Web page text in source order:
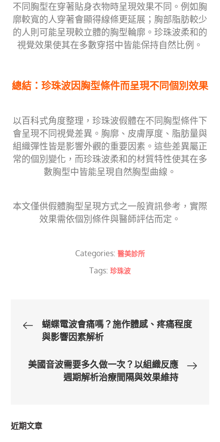
不同胸型在穿著貼身衣物時呈現效果不同。例如胸
廓較寬的人穿著會顯得線條更延展；胸部脂肪較少
的人則可能呈現較立體的胸型輪廓。珍珠波柔和的
視覺效果使其在多數穿搭中皆能保持自然比例。
總結：珍珠波因胸型條件而呈現不同個別效果
以百科式角度整理，珍珠波假體在不同胸型條件下
會呈現不同視覺差異。胸廓、皮膚厚度、脂肪量與
組織彈性皆是影響外觀的重要因素。這些差異屬正
常的個別變化，而珍珠波柔和的材質特性使其在多
數胸型中皆能呈現自然胸型曲線。
本文僅供假體胸型呈現方式之一般資訊參考，實際
效果需依個別條件與醫師評估而定。
Categories: 醫美診所
Tags: 珍珠波
文蝴蝶電波會痛嗎？施作體感、疼痛程度
與影響因素解析
美國音波需要多久做一次？以組織反應
週期解析治療間隔與效果維持
近期文章